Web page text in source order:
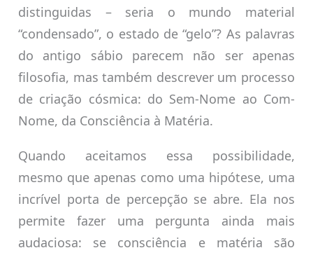
distinguidas – seria o mundo material
“condensado”, o estado de “gelo”? As palavras
do antigo sábio parecem não ser apenas
filosofia, mas também descrever um processo
de criação cósmica: do Sem-Nome ao Com-
Nome, da Consciência à Matéria.
Quando aceitamos essa possibilidade,
mesmo que apenas como uma hipótese, uma
incrível porta de percepção se abre. Ela nos
permite fazer uma pergunta ainda mais
audaciosa: se consciência e matéria são